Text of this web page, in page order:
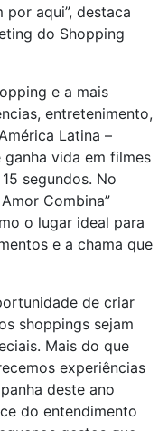
aqui”, destaca
do Shopping
e a mais
entretenimento,
Latina –
ganha vida em filmes
segundos. No
Combina”
o lugar ideal para
e a chama que
de criar
shoppings sejam
Mais do que
experiências
deste ano
do entendimento